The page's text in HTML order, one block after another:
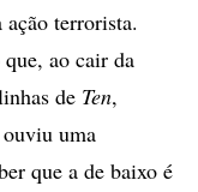
terrorista.
ao cair da
de Ten,
uma
que a de baixo é